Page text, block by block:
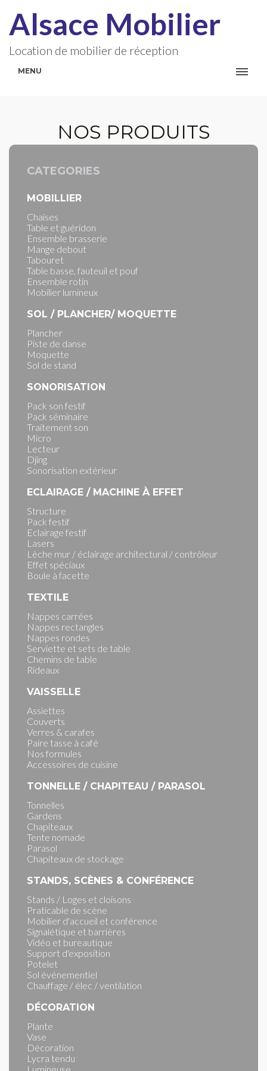
Alsace Mobilier
Location de mobilier de réception
MENU
NOS PRODUITS
CATEGORIES
MOBILLIER
Chaises
Table et guéridon
Ensemble brasserie
Mange debout
Tabouret
Table basse, fauteuil et pouf
Ensemble rotin
Mobilier lumineux
SOL / PLANCHER/ MOQUETTE
Plancher
Piste de danse
Moquette
Sol de stand
SONORISATION
Pack son festif
Pack séminaire
Traitement son
Micro
Lecteur
Djing
Sonorisation extérieur
ECLAIRAGE / MACHINE À EFFET
Structure
Pack festif
Eclairage festif
Lasers
Lèche mur / éclairage architectural / contrôleur
Effet spéciaux
Boule à facette
TEXTILE
Nappes carrées
Nappes rectangles
Nappes rondes
Serviette et sets de table
Chemins de table
Rideaux
VAISSELLE
Assiettes
Couverts
Verres & carafes
Paire tasse à café
Nos formules
Accessoires de cuisine
TONNELLE / CHAPITEAU / PARASOL
Tonnelles
Gardens
Chapiteaux
Tente nomade
Parasol
Chapiteaux de stockage
STANDS, SCÈNES & CONFÉRENCE
Stands / Loges et cloisons
Praticable de scène
Mobilier d'accueil et conférence
Signalétique et barrières
Vidéo et bureautique
Support d'exposition
Potelet
Sol événementiel
Chauffage / élec / ventilation
DÉCORATION
Plante
Vase
Décoration
Lycra tendu